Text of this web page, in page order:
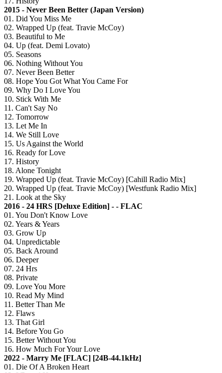
2015 - Never Been Better (Japan Version)
01. Did You Miss Me
02. Wrapped Up (feat. Travie McCoy)
03. Beautiful to Me
04. Up (feat. Demi Lovato)
05. Seasons
06. Nothing Without You
07. Never Been Better
08. Hope You Got What You Came For
09. Why Do I Love You
10. Stick With Me
11. Can't Say No
12. Tomorrow
13. Let Me In
14. We Still Love
15. Us Against the World
16. Ready for Love
17. History
18. Alone Tonight
19. Wrapped Up (feat. Travie McCoy) [Cahill Radio Mix]
20. Wrapped Up (feat. Travie McCoy) [Westfunk Radio Mix]
21. Look at the Sky
2016 - 24 HRS [Deluxe Edition] - - FLAC
01. You Don't Know Love
02. Years & Years
03. Grow Up
04. Unpredictable
05. Back Around
06. Deeper
07. 24 Hrs
08. Private
09. Love You More
10. Read My Mind
11. Better Than Me
12. Flaws
13. That Girl
14. Before You Go
15. Better Without You
16. How Much For Your Love
2022 - Marry Me [FLAC] [24B-44.1kHz]
01. Die Of A Broken Heart